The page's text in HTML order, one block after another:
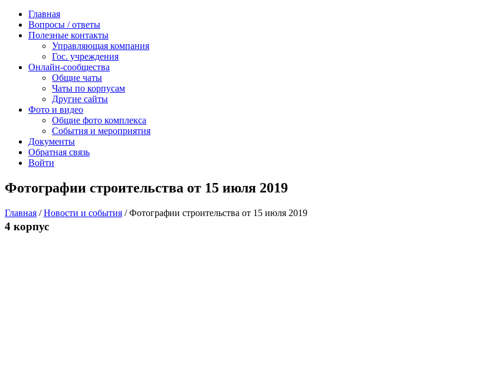
Главная
Вопросы / ответы
Полезные контакты
Управляющая компания
Гос. учреждения
Онлайн-сообщества
Общие чаты
Чаты по корпусам
Другие сайты
Фото и видео
Общие фото комплекса
События и мероприятия
Документы
Обратная связь
Войти
Фотографии строительства от 15 июля 2019
Главная /Новости и события /Фотографии строительства от 15 июля 2019
4 корпус